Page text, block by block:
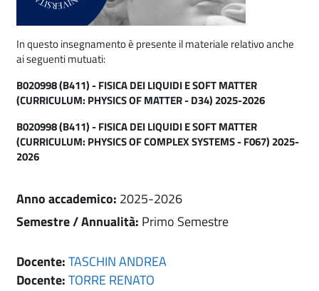
In questo insegnamento è presente il materiale relativo anche
ai seguenti mutuati:
B020998 (B411) - FISICA DEI LIQUIDI E SOFT MATTER
(CURRICULUM: PHYSICS OF MATTER - D34) 2025-2026
B020998 (B411) - FISICA DEI LIQUIDI E SOFT MATTER
(CURRICULUM: PHYSICS OF COMPLEX SYSTEMS - F067) 2025-
2026
Anno accademico: 2025-2026
Semestre / Annualità: Primo Semestre
Docente:TASCHIN ANDREA
Docente:TORRE RENATO